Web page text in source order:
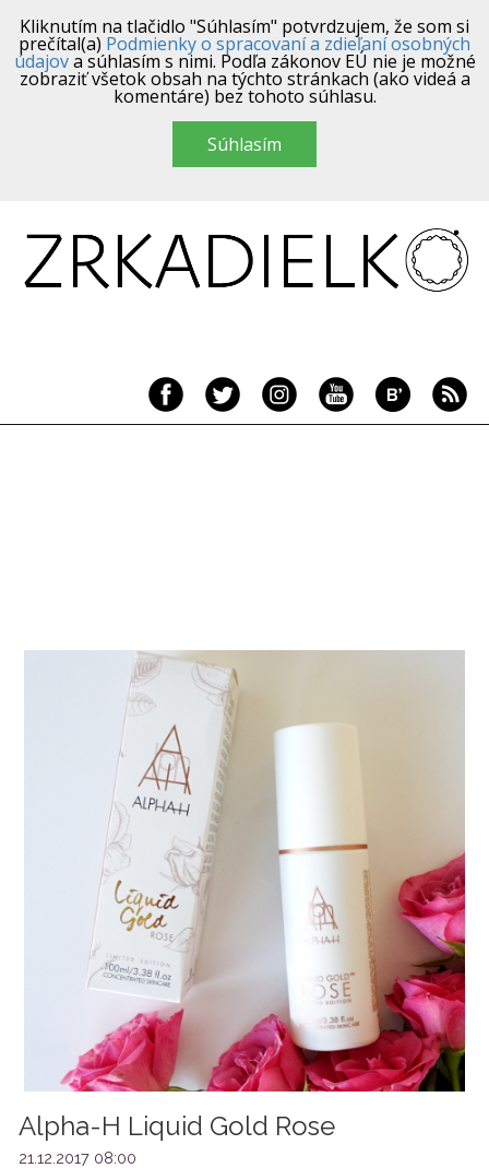
Kliknutím na tlačidlo "Súhlasím" potvrdzujem, že som si
prečítal(a) Podmienky o spracovaní a zdieľaní osobných
údajova súhlasím s nimi. Podľa zákonov EÚ nie je možné
zobraziť všetok obsah na týchto stránkach (ako videá a
komentáre) bez tohoto súhlasu.
Súhlasím
Alpha-H Liquid Gold Rose
21.12.2017 08:00